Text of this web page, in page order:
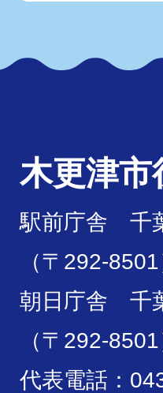
木更津市
駅前庁舎 千
（〒292-8501
朝日庁舎 千
（〒292-8501
代表電話：